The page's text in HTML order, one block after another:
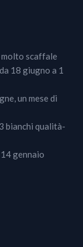
scaffale
18 giugno a 1
un mese di
bianchi qualità-
gennaio